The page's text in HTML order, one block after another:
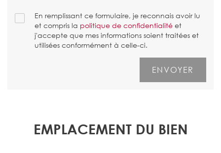
En remplissant ce formulaire, je reconnais avoir lu
et compris la politique de confidentialité et
j'accepte que mes informations soient traitées et
utilisées conformément à celle-ci.
EMPLACEMENT DU BIEN